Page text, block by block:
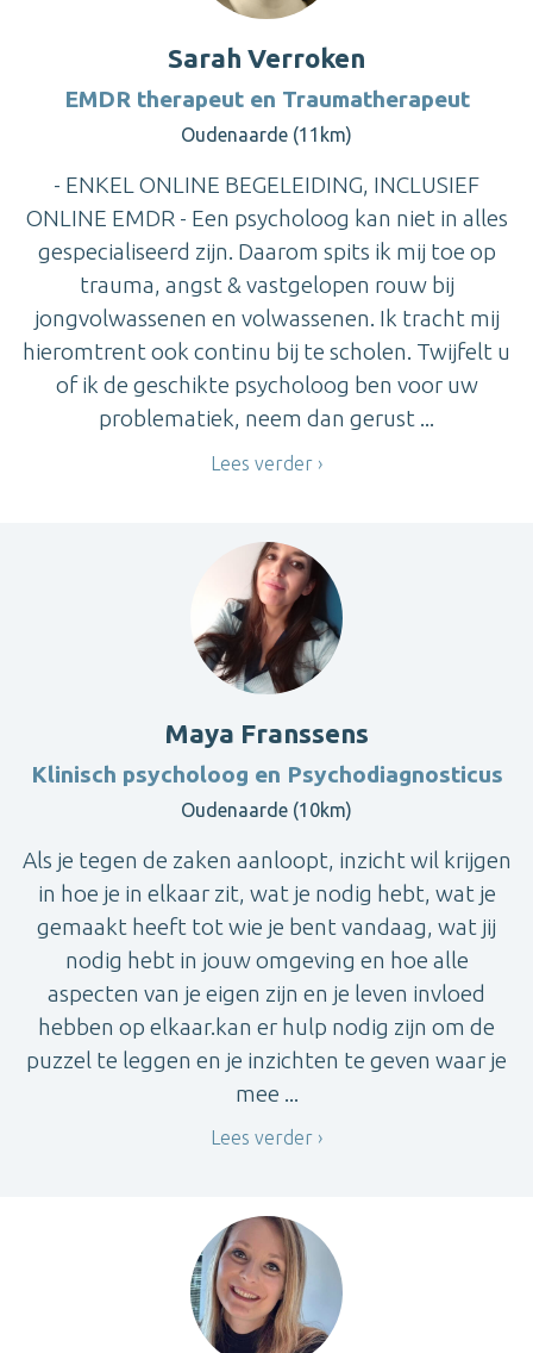
Sarah Verroken
EMDR therapeut en Traumatherapeut
Oudenaarde (11km)
- ENKEL ONLINE BEGELEIDING, INCLUSIEF
ONLINE EMDR - Een psycholoog kan niet in alles
gespecialiseerd zijn. Daarom spits ik mij toe op
trauma, angst & vastgelopen rouw bij
jongvolwassenen en volwassenen. Ik tracht mij
hieromtrent ook continu bij te scholen. Twijfelt u
of ik de geschikte psycholoog ben voor uw
problematiek, neem dan gerust ...
Lees verder
Maya Franssens
Klinisch psycholoog en Psychodiagnosticus
Oudenaarde (10km)
Als je tegen de zaken aanloopt, inzicht wil krijgen
in hoe je in elkaar zit, wat je nodig hebt, wat je
gemaakt heeft tot wie je bent vandaag, wat jij
nodig hebt in jouw omgeving en hoe alle
aspecten van je eigen zijn en je leven invloed
hebben op elkaar.kan er hulp nodig zijn om de
puzzel te leggen en je inzichten te geven waar je
mee ...
Lees verder